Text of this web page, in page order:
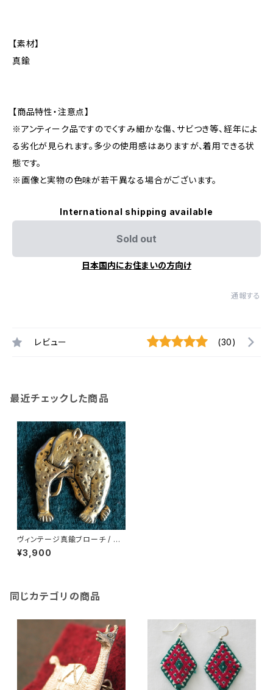
【素材】
真鍮
【商品特性・注意点】
※アンティーク品ですのでくすみ細かな傷、サビつき等、経年によ
る劣化が見られます。多少の使用感はありますが、着用できる状
態です。
※画像と実物の色味が若干異なる場合がございます。
International shipping available
Sold out
日本国内にお住まいの方向け
通報する
レビュー (30)
最近チェックした商品
ヴィンテージ真鍮ブローチ / 孤
高のヒョウ /284c/ USA アメリ
カ
¥3,900
同じカテゴリの商品